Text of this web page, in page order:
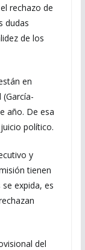
rechazo de
dudas
de los
en
año. De esa
político.
y
tienen
expida, es
del